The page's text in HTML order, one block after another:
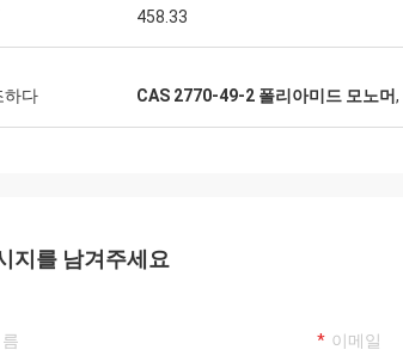
458.33
하다 CAS 2770-49-2 폴리아미드 모노머,
지를 남겨주세요